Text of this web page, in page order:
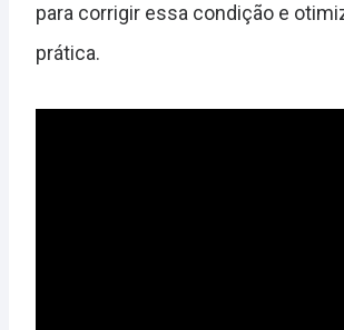
para corrigir essa condição e
prática.